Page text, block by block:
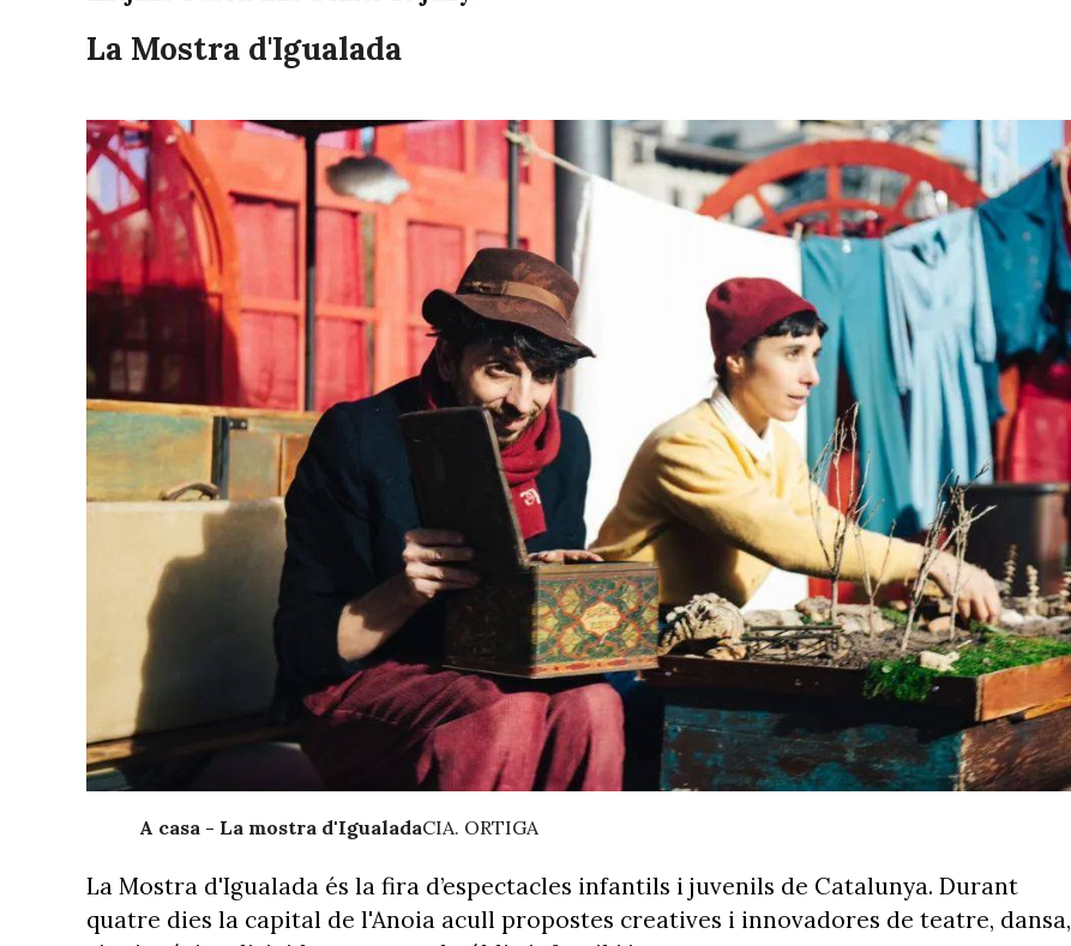
La Mostra d'Igualada
A casa - La mostra d'IgualadaCIA. ORTIGA
La Mostra d'Igualada és la fira d’espectacles infantils i juvenils de Catalunya. Durant
quatre dies la capital de l'Anoia acull propostes creatives i innovadores de teatre, dansa,